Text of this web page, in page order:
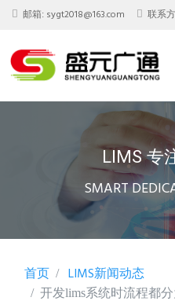
邮箱: sygt2018@163.com 联系
LIMS 专
SMART
首页 LIMS新闻动态
开发lims系统时流程都